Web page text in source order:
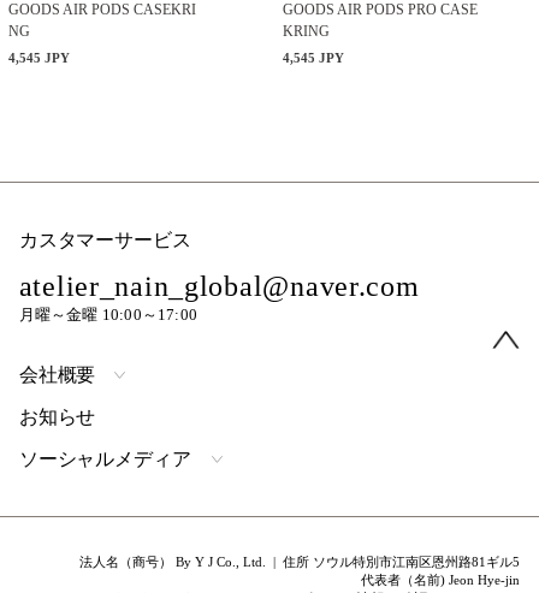
GOODS AIR PODS CASEKRI
NG
4,545 JPY
GOODS AIR PODS PRO CASE
KRING
4,545 JPY
カスタマーサービス
atelier_nain_global@naver.com
月曜～金曜 10:00～17:00
会社概要
お知らせ
ソーシャルメディア
法人名（商号） By Y J Co., Ltd. | 住所 ソウル特別市江南区恩州路81ギル5
代表者（名前) Jeon Hye-jin